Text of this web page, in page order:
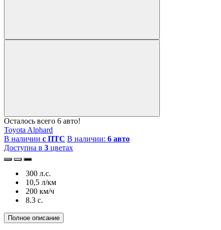
Осталось всего 6 авто!
Toyota Alphard
В наличии с ПТС В наличии: 6 авто
Доступна в 3 цветах
300 л.с.
10,5 л/км
200 км/ч
8.3 c.
Полное описание